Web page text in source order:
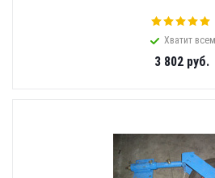
Хватит всем
3 802руб.